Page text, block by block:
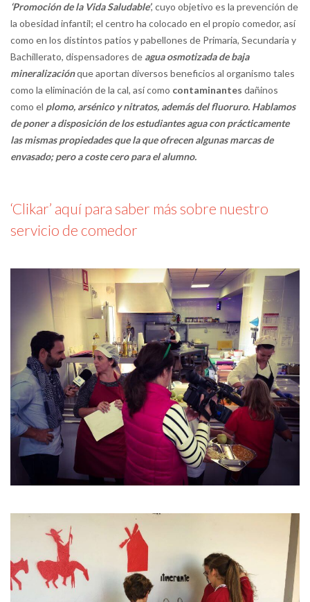
‘Promoción de la Vida Saludable’, cuyo objetivo es la prevención de
la obesidad infantil; el centro ha colocado en el propio comedor, así
como en los distintos patios y pabellones de Primaria, Secundaria y
Bachillerato, dispensadores de agua osmotizada de baja
mineralizaciónque aportan diversos beneficios al organismo tales
como la eliminación de la cal, así como contaminantes dañinos
como el plomo, arsénico y nitratos, además del fluoruro. Hablamos
de poner a disposición de los estudiantes agua con prácticamente
las mismas propiedades que la que ofrecen algunas marcas de
envasado; pero a coste cero para el alumno.
‘Clikar’ aquí para saber más sobre nuestro
servicio de comedor